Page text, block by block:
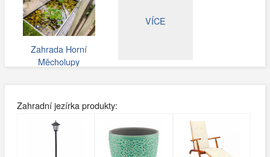
Zahrada Horní
Měcholupy
VÍCE
Zahradní jezírka produkty: